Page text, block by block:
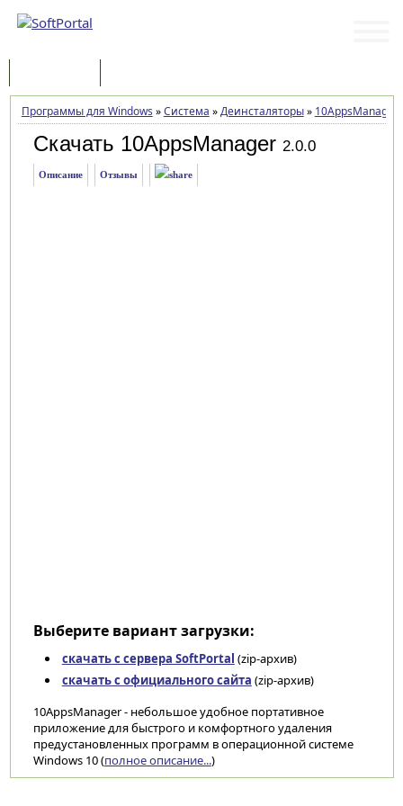
Программы для Windows »Система »Деинсталяторы» 10AppsManager
Скачать 10AppsManager 2.0.0
Описание Отзывы
Выберите вариант загрузки:
скачать с сервера SoftPortal (zip-архив)
скачать с официального сайта (zip-архив)
10AppsManager - небольшое удобное портативное
приложение для быстрого и комфортного удаления
предустановленных программ в операционной системе
Windows 10 (полное описание...)